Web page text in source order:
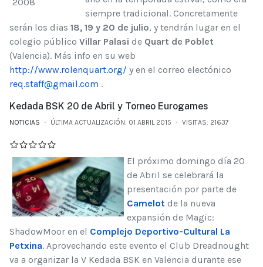
siempre tradicional. Concretamente
serán los dias 18, 19 y 20 de julio, y tendrán lugar en el
colegio público Villar Palasi de Quart de Poblet
(Valencia). Más info en su web
http://www.rolenquart.org/ y en el correo electónico
req.staff@gmail.com .
Kedada BSK 20 de Abril y Torneo Eurogames
NOTICIAS ÚLTIMA ACTUALIZACIÓN: 01 ABRIL 2015 VISITAS: 21637
El próximo domingo día 20
de Abril se celebrará la
presentación por parte de
Camelot de la nueva
expansión de Magic:
ShadowMoor en el Complejo Deportivo-Cultural La
Petxina. Aprovechando este evento el Club Dreadnought
va a organizar la V Kedada BSK en Valencia durante ese